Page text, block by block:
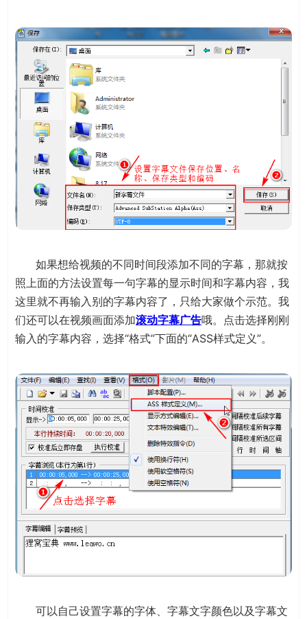
如果想给视频的不同时间段添加不同的字幕，那就按
照上面的方法设置每一句字幕的显示时间和字幕内容，我
这里就不再输入别的字幕内容了，只给大家做个示范。我
们还可以在视频画面添加滚动字幕广告哦。点击选择刚刚
输入的字幕内容，选择“格式”下面的“ASS样式定义”。
可以自己设置字幕的字体、字幕文字颜色以及字幕文